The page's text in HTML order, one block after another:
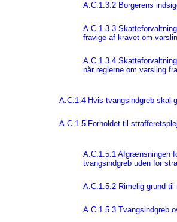
A.C.1.3.2 Borgerens
A.C.1.3.3
fravige af kravet om
A.C.1.3.4
når reglerne om varsling
A.C.1.4 Hvis tvangsindgreb skal
A.C.1.5 Forholdet til
A.C.1.5.1 Afgrænsningen
tvangsindgreb uden for
A.C.1.5.2 Rimelig grund til
A.C.1.5.3 Tvangsindgreb